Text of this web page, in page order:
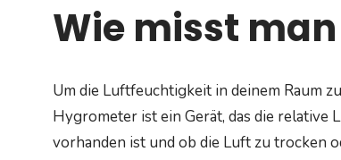
Wie misst
Um die Luftfeuchtigkeit in deinem Raum
Hygrometer ist ein Gerät, das die
vorhanden ist und ob die Luft zu trocken